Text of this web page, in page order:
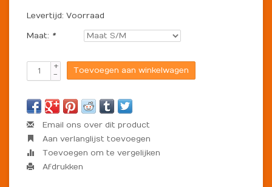
Levertijd: Voorraad
Maat: *
+
-
Toevoegen aan winkelwagen
Email ons over dit product
Aan verlanglijst toevoegen
Toevoegen om te vergelijken
Afdrukken